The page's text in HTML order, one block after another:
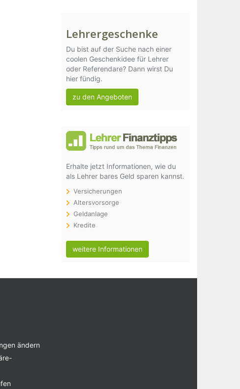
Lehrergeschenke
Du bist auf der Suche nach einer
coolen Geschenkidee für Lehrer
oder Referendare? Dann wirst Du
hier fündig.
zu den Angeboten
Erhalte jetzt Informationen, wie du
als Lehrer bares Geld sparen kannst.
Versicherungen
Altersvorsorge
Geldanlage
Kredite
weitere Informationen
ändern